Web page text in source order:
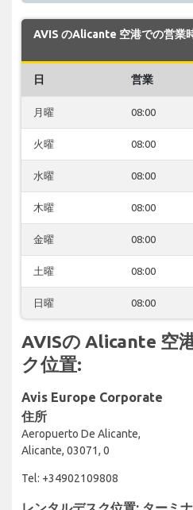
AVIS のAlicante 空港での営業
日 営業
月曜 08:00
火曜 08:00
水曜 08:00
木曜 08:00
金曜 08:00
土曜 08:00
日曜 08:00
AVISの Alicante 空
ク位置:
Avis Europe Corporate
住所
Aeropuerto De Alicante,
Alicante, 03071, 0
Tel: +34902109808